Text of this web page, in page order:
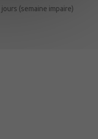
(semaine impaire)